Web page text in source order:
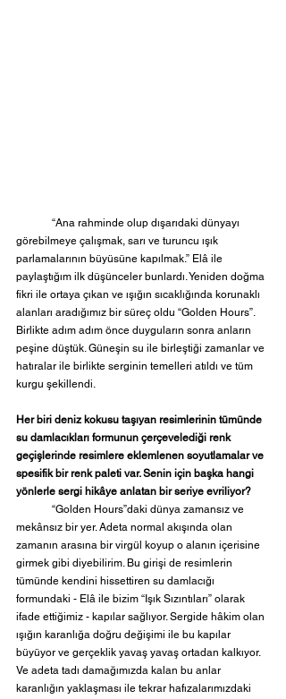
görebilmeye çalışmak, sarı ve turuncu ışık
parlamalarının büyüsüne kapılmak.” Elâ ile
paylaştığım ilk düşünceler bunlardı. Yeniden doğma
fikri ile ortaya çıkan ve ışığın sıcaklığında korunaklı
alanları aradığımız bir süreç oldu “Golden Hours”.
Birlikte adım adım önce duyguların sonra anların
peşine düştük. Güneşin su ile birleştiği zamanlar ve
hatıralar ile birlikte serginin temelleri atıldı ve tüm
kurgu şekillendi.
Her biri deniz kokusu taşıyan resimlerinin tümünde
su damlacıkları formunun çerçevelediği renk
geçişlerinde resimlere eklemlenen soyutlamalar ve
spesifik bir renk paleti var. Senin için başka hangi
yönlerle sergi hikâye anlatan bir seriye evriliyor?
mekânsız bir yer. Adeta normal akışında olan
zamanın arasına bir virgül koyup o alanın içerisine
girmek gibi diyebilirim. Bu girişi de resimlerin
tümünde kendini hissettiren su damlacığı
formundaki - Elâ ile bizim “Işık Sızıntıları” olarak
ifade ettiğimiz - kapılar sağlıyor. Sergide hâkim olan
ışığın karanlığa doğru değişimi ile bu kapılar
büyüyor ve gerçeklik yavaş yavaş ortadan kalkıyor.
Ve adeta tadı damağımızda kalan bu anlar
karanlığın yaklaşması ile tekrar hafızalarımızdaki